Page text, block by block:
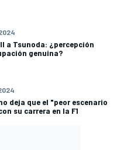
a Tsunoda: ¿percepción
genuina?
deja que el "peor escenario
su carrera en la F1